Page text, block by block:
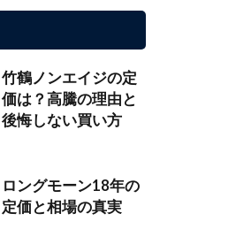
竹鶴ノンエイジの定
価は？高騰の理由と
後悔しない買い方
ロングモーン18年の
定価と相場の真実